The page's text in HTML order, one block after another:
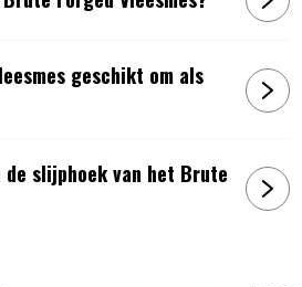
geschikt om als
slijphoek van het Brute